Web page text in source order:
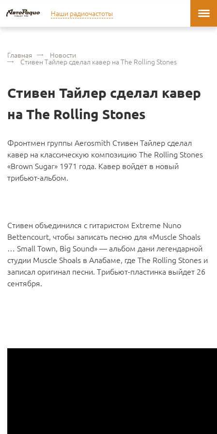
Наши радиочастоты
Главная Новости
Стивен Тайлер сделал кавер на The Rolling Stones
Стивен Тайлер сделал кавер
на The Rolling Stones
Фронтмен группы Aerosmith Стивен Тайлер сделал
кавер на классическую композицию The Rolling Stones
«Brown Sugar» 1971 года. Кавер войдет в новый
трибьют-альбом.
Стивен объединился с гитаристом Extreme Nuno
Bettencourt, чтобы записать песню для «Muscle Shoals
… Small Town, Big Sound» — альбом дани легендарной
студии Muscle Shoals в Алабаме, где The Rolling Stones и
записал оригинал песни. Трибьют-пластинка выйдет 26
сентября.